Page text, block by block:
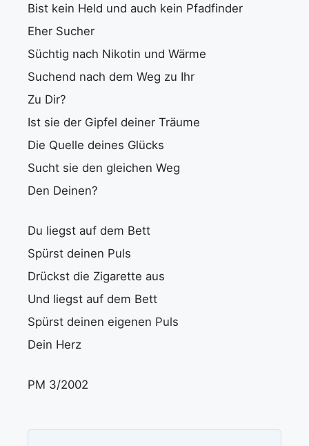
Bist kein Held und auch kein Pfadfinder
Eher Sucher
Süchtig nach Nikotin und Wärme
Suchend nach dem Weg zu Ihr
Zu Dir?
Ist sie der Gipfel deiner Träume
Die Quelle deines Glücks
Sucht sie den gleichen Weg
Den Deinen?
Du liegst auf dem Bett
Spürst deinen Puls
Drückst die Zigarette aus
Und liegst auf dem Bett
Spürst deinen eigenen Puls
Dein Herz
PM 3/2002